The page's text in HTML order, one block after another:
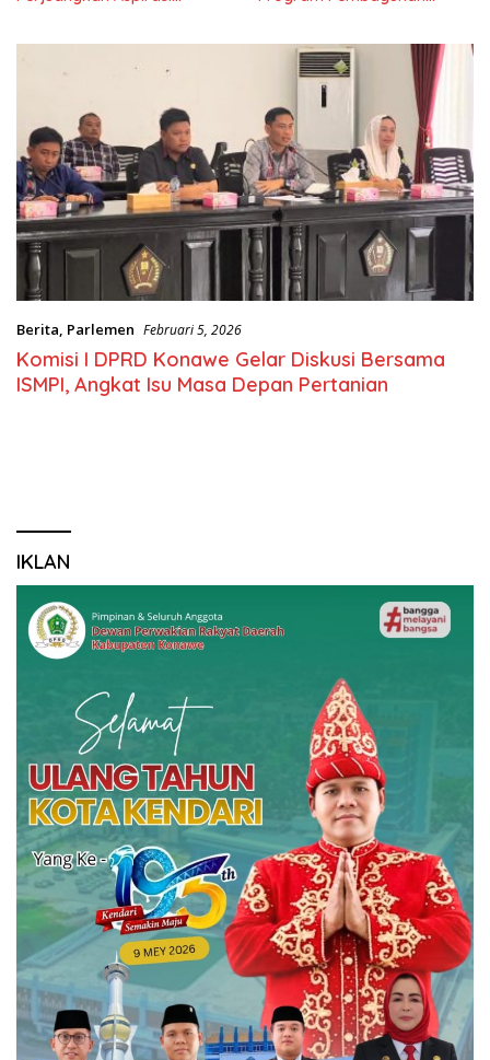
Berita, Parlemen Februari 5, 2026
Komisi I DPRD Konawe Gelar Diskusi Bersama
ISMPI, Angkat Isu Masa Depan Pertanian
IKLAN